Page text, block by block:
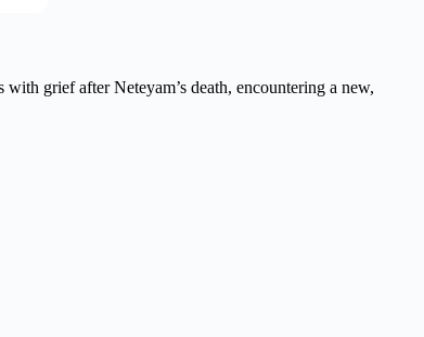
grief after Neteyam’s death, encountering a new,